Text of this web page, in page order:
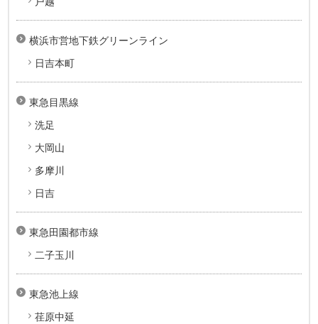
横浜市営地下鉄グリーンライン
日吉本町
東急目黒線
洗足
大岡山
多摩川
日吉
東急田園都市線
二子玉川
東急池上線
荏原中延